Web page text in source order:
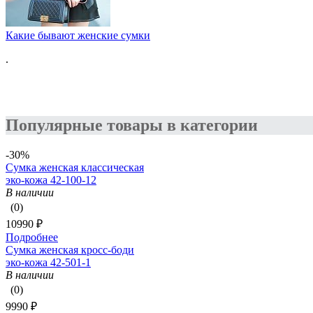
Какие бывают женские сумки
.
Популярные товары в категории
-30%
Сумка женская классическая
эко-кожа 42-100-12
В наличии
(0)
10990 ₽
Подробнее
Сумка женская кросс-боди
эко-кожа 42-501-1
В наличии
(0)
9990 ₽